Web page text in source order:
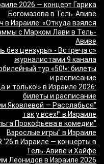
2026 — концерт Гарика
Богомазова в Тель-Авиве
в Израиле: «Откуда взялся
с Марком Лави в Тель-
Авиве
без цензуры» - Встреча с
журналистами 9 канала
тур «50!»: билеты
и расписание
и только!» в Израиле 2026:
билеты и расписание
Яковлевой — Расслабься
так у всех!" в Израиле
Прокофьева в комедии
Взрослые игры" в Израиле
'26 в Израиле — концерты в
Тель-Авиве и Хайфе
Леонидов в Израиле 2026